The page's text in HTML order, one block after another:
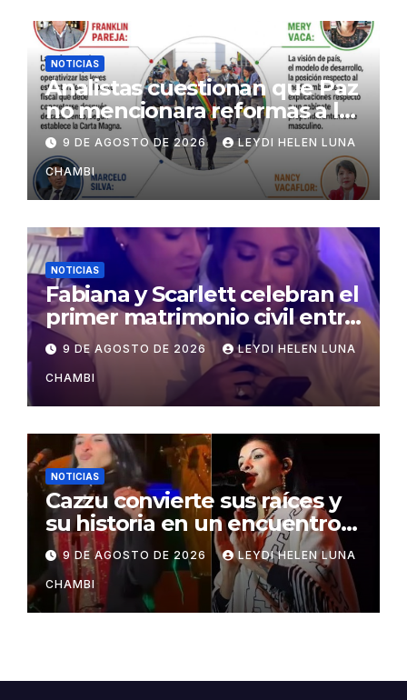
NOTICIAS
Analistas cuestionan que Paz
no mencionara reformas a la
Constitución
9 DE AGOSTO DE 2026 LEYDI HELEN LUNA
CHAMBI
NOTICIAS
Fabiana y Scarlett celebran el
primer matrimonio civil entre
personas del mismo sexo en
Bolivia
9 DE AGOSTO DE 2026 LEYDI HELEN LUNA
CHAMBI
NOTICIAS
Cazzu convierte sus raíces y
su historia en un encuentro
con Bolivia
9 DE AGOSTO DE 2026 LEYDI HELEN LUNA
CHAMBI